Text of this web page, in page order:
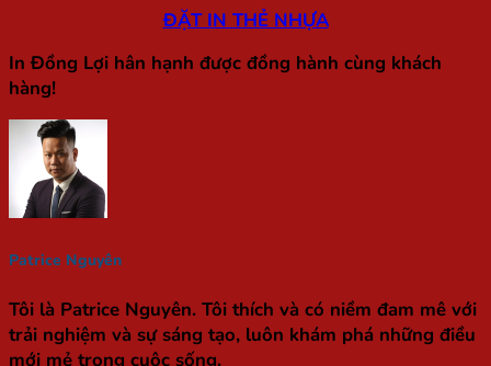
ĐẶT IN THẺ NHỰA
In Đồng Lợi hân hạnh được đồng hành cùng khách
hàng!
Patrice Nguyên
Tôi là Patrice Nguyên. Tôi thích và có niềm đam mê với
trải nghiệm và sự sáng tạo, luôn khám phá những điều
mới mẻ trong cuộc sống.